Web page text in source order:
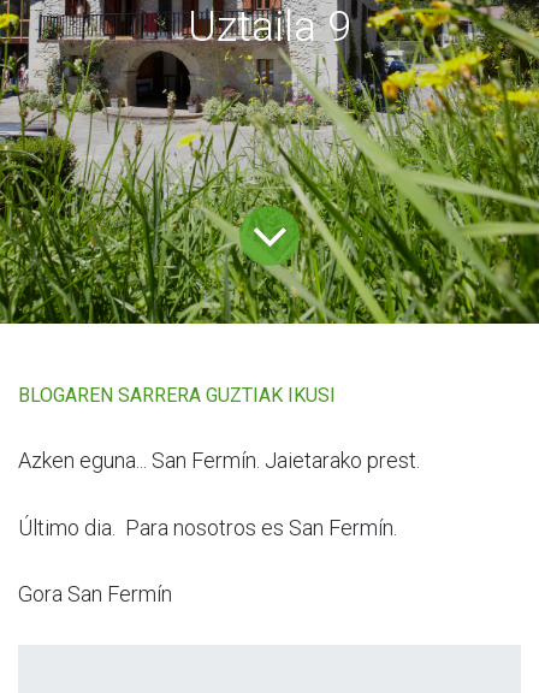
Uztaila 9
BLOGAREN SARRERA GUZTIAK IKUSI
Azken eguna... San Fermín. Jaietarako prest.
Último dia. Para nosotros es San Fermín.
Gora San Fermín